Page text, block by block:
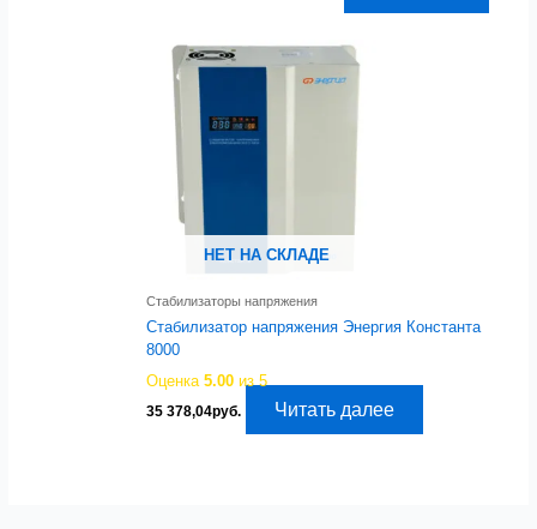
393,12руб..
НЕТ НА СКЛАДЕ
Стабилизаторы напряжения
Стабилизатор напряжения Энергия Константа
8000
Оценка5.00 из 5
35 378,04руб. Читать далее